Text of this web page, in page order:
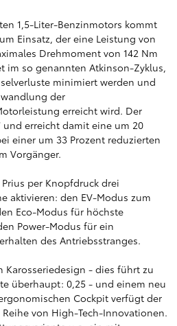
1,5-Liter-Benzinmotors kommt
Einsatz, der eine Leistung von
Drehmoment von 142 Nm
im so genannten Atkinson-Zyklus,
minimiert werden und
der
erreicht wird. Der
erreicht damit eine um 20
einer um 33 Prozent reduzierten
Vorgänger.
per Knopfdruck drei
aktivieren: den EV-Modus zum
Eco-Modus für höchste
Power-Modus für ein
des Antriebsstranges.
Karosseriedesign - dies führt zu
überhaupt: 0,25 - und einem neu
Cockpit verfügt der
von High-Tech-Innovationen.